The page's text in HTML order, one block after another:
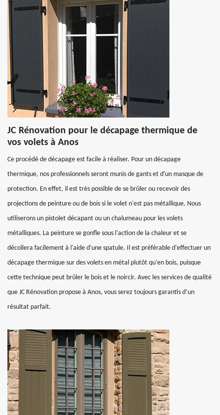
JC Rénovation pour le décapage thermique de
vos volets à Anos
Ce procédé de décapage est facile à réaliser. Pour un décapage
thermique, nos professionnels seront munis de gants et d'un masque de
protection. En effet, il est très possible de se brûler ou recevoir des
projections de peinture ou de bois si le volet n'est pas métallique. Nous
utiliserons un pistolet décapant ou un chalumeau pour les volets
métalliques. La peinture se gonfle sous l'action de la chaleur et se
décollera facilement à l'aide d'une spatule. Il est préférable d'effectuer un
décapage thermique sur des volets en métal plutôt qu'en bois, puisque
cette technique peut brûler le bois et le noircir. Avec les services de qualité
que JC Rénovation propose à Anos, vous serez toujours garantis d’un
résultat parfait.